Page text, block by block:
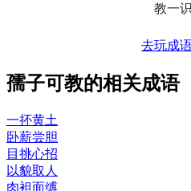
教一
去玩成
孺子可教的相关成语
一抔黄土
卧薪尝胆
目挑心招
以貌取人
肉袒面缚